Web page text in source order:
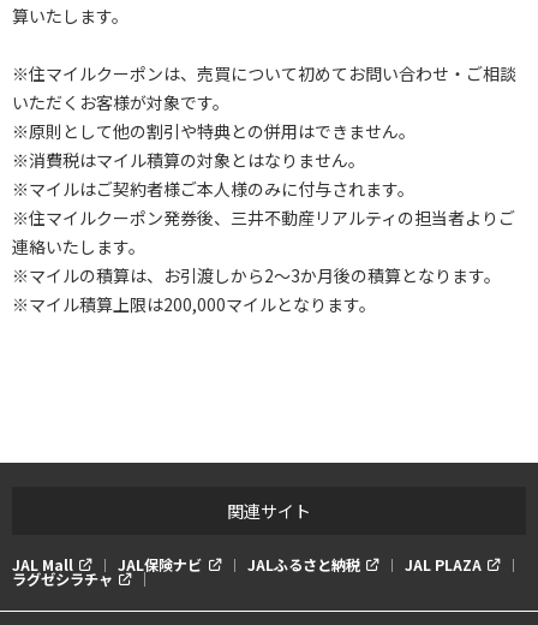
算いたします。
※住マイルクーポンは、売買について初めてお問い合わせ・ご相談
いただくお客様が対象です。
※原則として他の割引や特典との併用はできません。
※消費税はマイル積算の対象とはなりません。
※マイルはご契約者様ご本人様のみに付与されます。
※住マイルクーポン発券後、三井不動産リアルティの担当者よりご
連絡いたします。
※マイルの積算は、お引渡しから2～3か月後の積算となります。
※マイル積算上限は200,000マイルとなります。
関連サイト
JAL Mall JAL保険ナビ JALふるさと納税 JAL PLAZA
ラグゼシラチャ